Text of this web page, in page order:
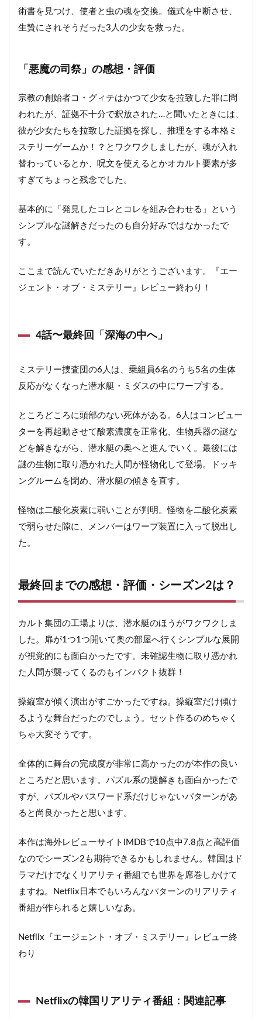
術書を見つけ、使者と虫の魂を交換。儀式を中断させ、
生贄にされそうだった3人の少女を救った。
「悪魔の司祭」の感想・評価
宗教の創始者コ・グィテはかつて少女を拉致した罪に問
われたが、証拠不十分で釈放された…と聞いたときには、
彼が少女たちを拉致した証拠を探し、推理をする本格ミ
ステリーゲームか！？とワクワクしましたが、魂が入れ
替わっているとか、呪文を使えるとかオカルト要素が多
すぎてちょっと残念でした。
基本的に「発見したコレとコレを組み合わせる」という
シンプルな謎解きだったのも自分好みではなかったで
す。
ここまで読んでいただきありがとうございます。『エー
ジェント・オブ・ミステリー』レビュー終わり！
4話〜最終回「深海の中へ」
ミステリー捜査団の6人は、乗組員6名のうち5名の生体
反応がなくなった潜水艇・ミダスの中にワープする。
ところどころに頭部のない死体がある。6人はコンピュー
ターを再起動させて酸素濃度を正常化、生物兵器の謎な
どを解きながら、潜水艇の奥へと進んでいく。最後には
謎の生物に取り憑かれた人間が怪物化して登場。ドッキ
ングルームを閉め、潜水艇の傾きを直す。
怪物は二酸化炭素に弱いことが判明。怪物を二酸化炭素
で弱らせた隙に、メンバーはワープ装置に入って脱出し
た。
最終回までの感想・評価・シーズン2は？
カルト集団の工場よりは、潜水艇のほうがワクワクしま
した。扉が1つ1つ開いて奥の部屋へ行くシンプルな展開
が視覚的にも面白かったです。未確認生物に取り憑かれ
た人間が襲ってくるのもインパクト抜群！
操縦室が傾く演出がすごかったですね。操縦室だけ傾け
るような舞台だったのでしょう。セット作るのめちゃく
ちゃ大変そうです。
全体的に舞台の完成度が非常に高かったのが本作の良い
ところだと思います。パズル系の謎解きも面白かったで
すが、パズルやパスワード系だけじゃないパターンがあ
ると尚良かったと思います。
本作は海外レビューサイトIMDBで10点中7.8点と高評価
なのでシーズン2も期待できるかもしれません。韓国はド
ラマだけでなくリアリティ番組でも世界を席巻しかけて
ますね。Netflix日本でもいろんなパターンのリアリティ
番組が作られると嬉しいなあ。
Netflix『エージェント・オブ・ミステリー』レビュー終
わり
Netflixの韓国リアリティ番組：関連記事